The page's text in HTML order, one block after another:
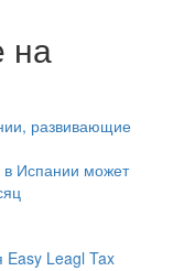
на
развивающие
в Испании может
Easy Leagl Tax